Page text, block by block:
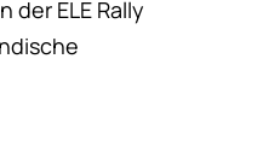
der ELE Rally